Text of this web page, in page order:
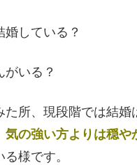
婚している？
いる？
所、現段階では結婚
気の強い方よりは穏や
様です。